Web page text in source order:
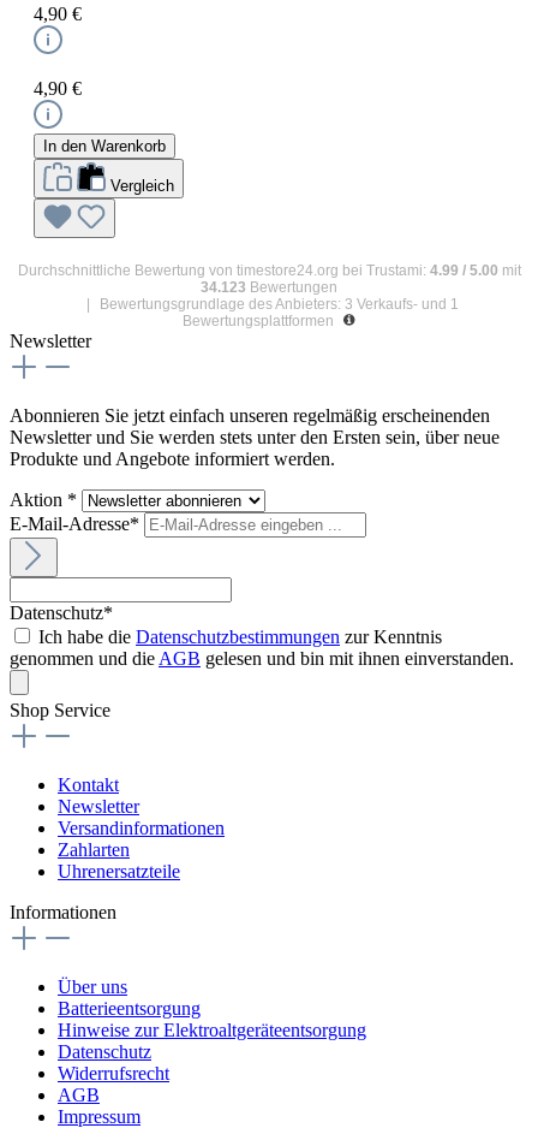
4,90 €
4,90 €
In den Warenkorb
Vergleich
Durchschnittliche Bewertung von timestore24.org bei Trustami: 4.99 / 5.00 mit
34.123 Bewertungen
|
Bewertungsgrundlage des Anbieters: 3 Verkaufs- und 1
Bewertungsplattformen
Newsletter
Abonnieren Sie jetzt einfach unseren regelmäßig erscheinenden
Newsletter und Sie werden stets unter den Ersten sein, über neue
Produkte und Angebote informiert werden.
Aktion *
E-Mail-Adresse*
Datenschutz*
Ich habe die Datenschutzbestimmungen zur Kenntnis
genommen und die AGB gelesen und bin mit ihnen einverstanden.
Shop Service
Kontakt
Newsletter
Versandinformationen
Zahlarten
Uhrenersatzteile
Informationen
Über uns
Batterieentsorgung
Hinweise zur Elektroaltgeräteentsorgung
Datenschutz
Widerrufsrecht
AGB
Impressum